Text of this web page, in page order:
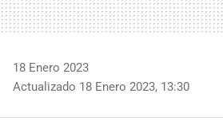
18 Enero 2023
Actualizado 18 Enero 2023, 13:30